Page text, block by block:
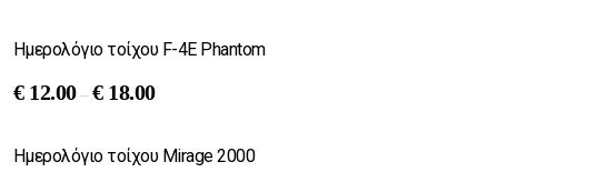
Ημερολόγιο τοίχου F-4E Phantom
€ 12.00–€ 18.00
Ημερολόγιο τοίχου Mirage 2000